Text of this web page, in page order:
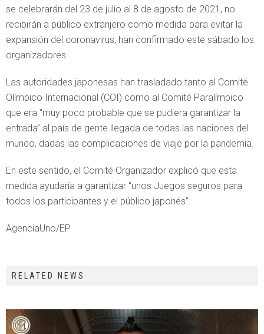
se celebrarán del 23 de julio al 8 de agosto de 2021, no
recibirán a público extranjero como medida para evitar la
expansión del coronavirus, han confirmado este sábado los
organizadores.
Las autoridades japonesas han trasladado tanto al Comité
Olímpico Internacional (COI) como al Comité Paralímpico
que era “muy poco probable que se pudiera garantizar la
entrada” al país de gente llegada de todas las naciones del
mundo, dadas las complicaciones de viaje por la pandemia.
En este sentido, el Comité Organizador explicó que esta
medida ayudaría a garantizar “unos Juegos seguros para
todos los participantes y el público japonés”.
AgenciaUno/EP
RELATED NEWS